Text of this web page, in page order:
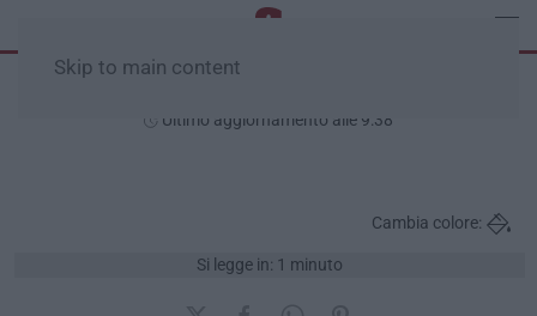
Skip to main content
Ultimo aggiornamento alle 9:38
Si legge in: 1 minuto
Cambia colore: